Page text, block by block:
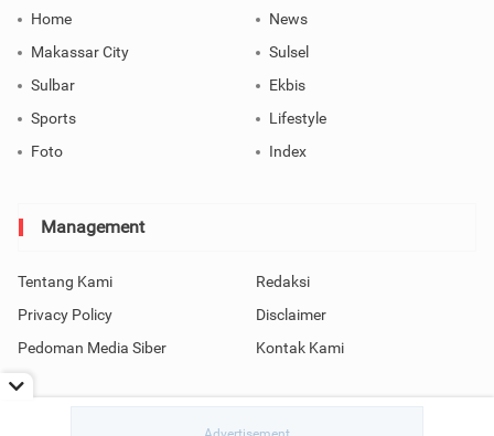
Home
News
Makassar City
Sulsel
Sulbar
Ekbis
Sports
Lifestyle
Foto
Index
Management
Tentang Kami
Redaksi
Privacy Policy
Disclaimer
Pedoman Media Siber
Kontak Kami
Copyright © 2026 SindoMakassar All Rights Reserved.